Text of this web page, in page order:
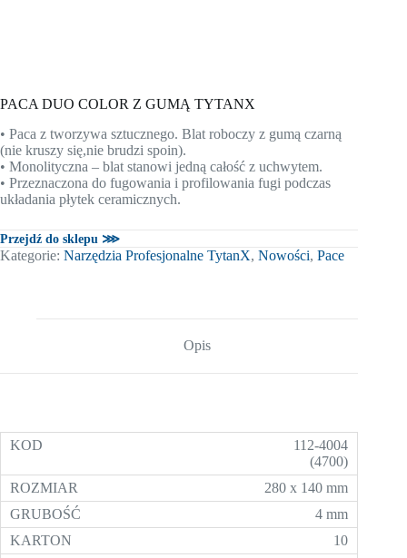
PACA DUO COLOR Z GUMĄ TYTANX
• Paca z tworzywa sztucznego. Blat roboczy z gumą czarną
(nie kruszy się,nie brudzi spoin).
• Monolityczna – blat stanowi jedną całość z uchwytem.
• Przeznaczona do fugowania i profilowania fugi podczas
układania płytek ceramicznych.
Przejdź do sklepu ⋙
Kategorie: Narzędzia Profesjonalne TytanX, Nowości, Pace
Opis
112-4004
(4700)
280 x 140 mm
4 mm
10